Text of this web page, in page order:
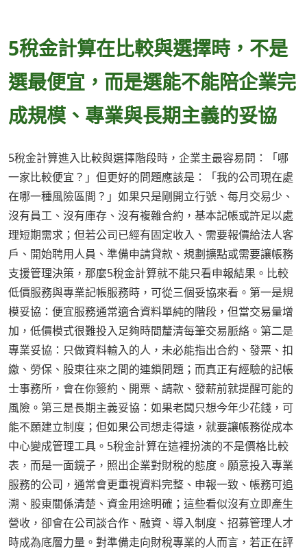
5稅金計算在比較與選擇時，不是
選最便宜，而是選能不能陪企業完
成規模、專業與長期主義的妥協
5稅金計算進入比較與選擇階段時，企業主最容易問：「哪
一家比較便宜？」但更好的問題應該是：「我的公司現在處
在哪一種風險區間？」如果只是剛開立行號、每月交易少、
沒有員工、沒有庫存、沒有複雜合約，基本記帳或許足以處
理短期需求；但若公司已經有固定收入、需要報價給法人客
戶、開始聘用人員、準備申請貸款、規劃擴點或需要讓帳務
支援管理決策，那麼5稅金計算就不能只看申報結果。比較
低價服務與專業記帳服務時，可從三個妥協來看。第一是規
模妥協：便宜服務通常適合資料單純的階段，但當交易量增
加，低價模式很難投入足夠時間釐清每筆交易脈絡。第二是
專業妥協：只做資料輸入的人，未必能指出合約、發票、扣
繳、勞保、股東往來之間的連鎖問題；而真正有經驗的記帳
士事務所，會在你簽約、開票、請款、發薪前就提醒可能的
風險。第三是長期主義妥協：如果老闆只想今年少花錢，可
能不願建立制度；但如果公司想走得遠，就要讓帳務從成本
中心變成管理工具。5稅金計算在這裡扮演的不是價格比較
表，而是一面鏡子，照出企業對財稅的態度。願意投入專業
服務的公司，通常會更重視資料完整、申報一致、帳務可追
溯、股東關係清楚、資金用途明確；這些看似沒有立即產生
營收，卻會在公司談合作、融資、導入制度、招募管理人才
時成為底層力量。對準備走向財稅專業的人而言，若正在評